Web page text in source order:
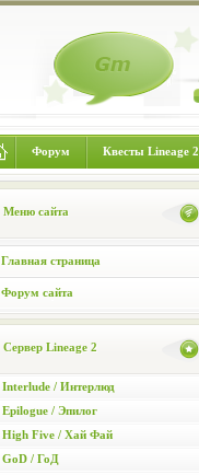
Форум Квесты Lineage 2
Меню сайта
Главная страница
Форум сайта
Сервер Lineage 2
Interlude / Интерлюд
Epilogue / Эпилог
High Five / Хай Фай
GoD / ГоД